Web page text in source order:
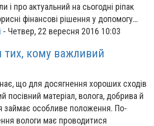
і про актуальний на сьогодні ріпак
фінансові рішення у допомогу…
- Четвер, 22 вересня 2016 10:03
тих, кому важливий
що для досягнення хороших сходів
посівний матеріал, волога, добрива й
займає особливе положення. По-
вологи має проводитися